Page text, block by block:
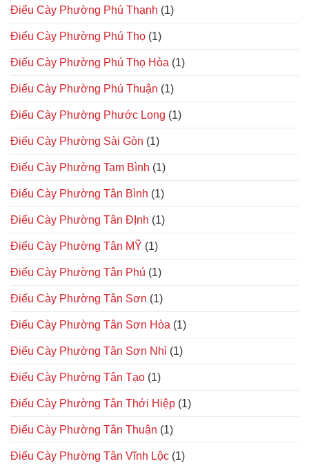
Điếu Cày Phường Phú Thạnh (1)
Điếu Cày Phường Phú Thọ (1)
Điếu Cày Phường Phú Thọ Hòa (1)
Điếu Cày Phường Phú Thuận (1)
Điếu Cày Phường Phước Long (1)
Điếu Cày Phường Sài Gòn (1)
Điếu Cày Phường Tam Bình (1)
Điếu Cày Phường Tân Bình (1)
Điếu Cày Phường Tân ĐỊnh (1)
Điếu Cày Phường Tân MỸ (1)
Điếu Cày Phường Tân Phú (1)
Điếu Cày Phường Tân Sơn (1)
Điếu Cày Phường Tân Sơn Hòa (1)
Điếu Cày Phường Tân Sơn Nhì (1)
Điếu Cày Phường Tân Tạo (1)
Điếu Cày Phường Tân Thới Hiệp (1)
Điếu Cày Phường Tân Thuận (1)
Điếu Cày Phường Tân Vĩnh Lộc (1)